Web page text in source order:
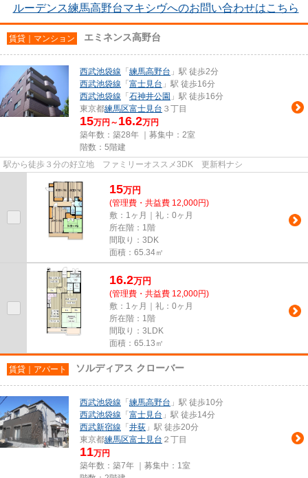
ルーデンス練馬高野台マキシヴへのお問い合わせはこちら
賃貸｜マンション エミネンス高野台
西武池袋線 「 練馬高野台 」駅 徒歩2分
西武池袋線 「 富士見台 」駅 徒歩16分
西武池袋線 「 石神井公園 」駅 徒歩16分
東京都練馬区富士見台 ３丁目
15万円～ 16.2万円
築年数：築28年 ｜募集中： 2室
階数：5階建
駅から徒歩３分の好立地 ファミリーオススメ3DK 更新料ナシ
15万円
(管理費・共益費 12,000円)
敷：1ヶ月｜礼：0ヶ月
所在階：1階
間取り：3DK
面積：65.34㎡
16.2万円
(管理費・共益費 12,000円)
敷：1ヶ月｜礼：0ヶ月
所在階：1階
間取り：3LDK
面積：65.13㎡
賃貸｜アパート ソルディアス クローバー
西武池袋線 「 練馬高野台 」駅 徒歩10分
西武池袋線 「 富士見台 」駅 徒歩14分
西武新宿線 「 井荻 」駅 徒歩20分
東京都練馬区富士見台 ２丁目
11万円
築年数：築7年 ｜募集中： 1室